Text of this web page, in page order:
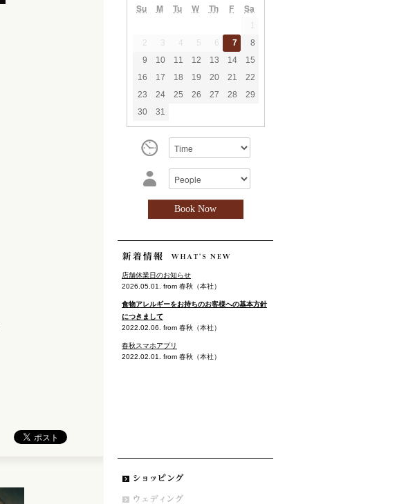
Su M Tu W Th F Sa
1
2
3 5 6 7
8
9
10 11 12 13 14
15
16
17 18 19 20 21
22
23
24 25 26 27 28
29
30
31
店舗休業日のお知らせ
2026.05.01. from 春秋（本社）
食物アレルギーをお持ちのお客様への基本方針
につきまして
2022.02.06. from 春秋（本社）
春秋スマホアプリ
2022.02.01. from 春秋（本社）